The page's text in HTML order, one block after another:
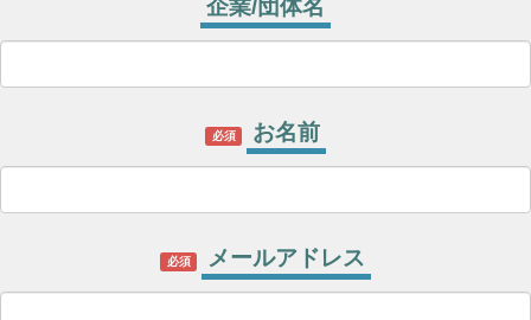
企業/団体名
必須 お名前
必須 メールアドレス